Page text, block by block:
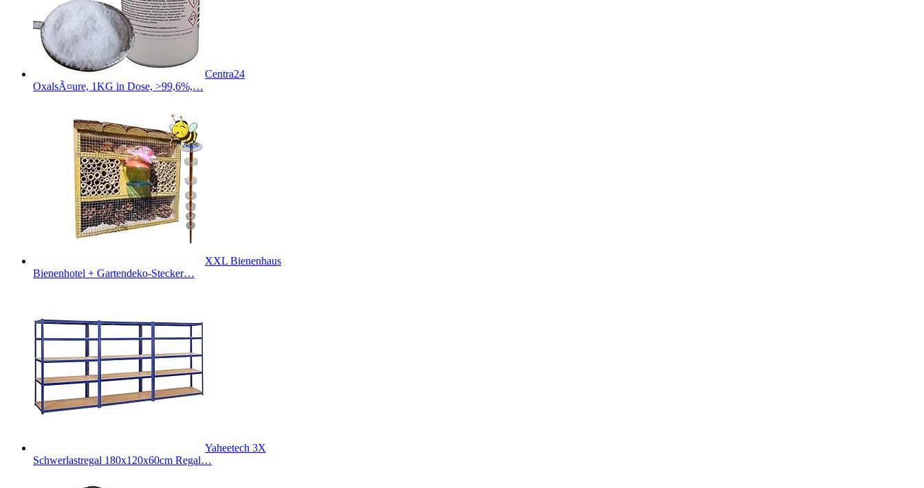
Centra24
OxalsÃ¤ure, 1KG in Dose, >99,6%,…
XXL Bienenhaus
Bienenhotel + Gartendeko-Stecker…
Yaheetech 3X
Schwerlastregal 180x120x60cm Regal…